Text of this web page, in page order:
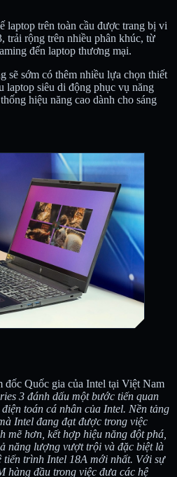
laptop trên toàn cầu được trang bị vi
trải rộng trên nhiều phân khúc, từ
đến laptop thương mại.
sẽ sớm có thêm nhiều lựa chọn thiết
laptop siêu di động phục vụ năng
hiệu năng cao dành cho sáng
đốc Quốc gia của Intel tại Việt Nam
3 đánh dấu một bước tiến quan
toán cá nhân của Intel. Nền tảng
Intel đang đạt được trong việc
mẽ hơn, kết hợp hiệu năng đột phá,
năng lượng vượt trội và đặc biệt là
tiến trình Intel 18A mới nhất. Với sự
hàng đầu trong việc đưa các hệ